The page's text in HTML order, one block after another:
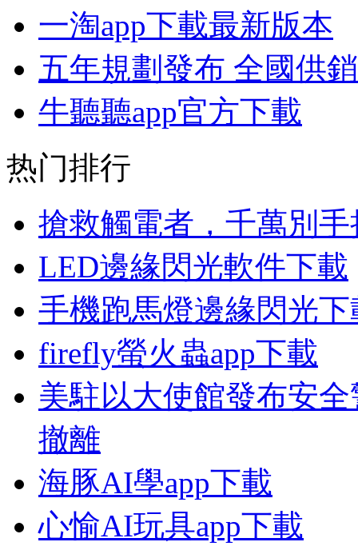
一淘app下載最新版本
五年規劃發布 全國供
牛聽聽app官方下載
热门排行
搶救觸電者，千萬別
LED邊緣閃光軟件下載
手機跑馬燈邊緣閃光下
firefly螢火蟲app下載
美駐以大使館發布安
撤離
海豚AI學app下載
心愉AI玩具app下載